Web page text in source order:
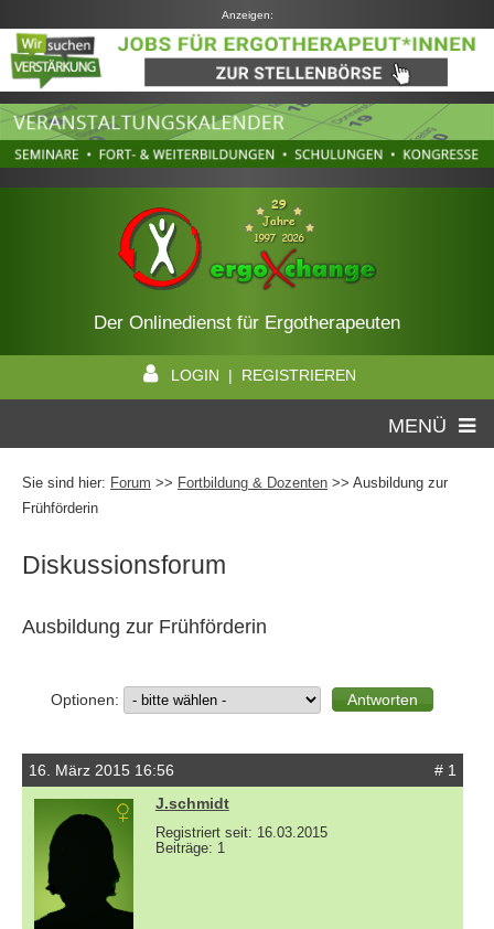
Anzeigen:
Der Onlinedienst für Ergotherapeuten
LOGIN | REGISTRIEREN
MENÜ
Sie sind hier: Forum >> Fortbildung & Dozenten >> Ausbildung zur
Frühförderin
Diskussionsforum
Ausbildung zur Frühförderin
Optionen:
16. März 2015 16:56
# 1
J.schmidt
Registriert seit: 16.03.2015
Beiträge: 1